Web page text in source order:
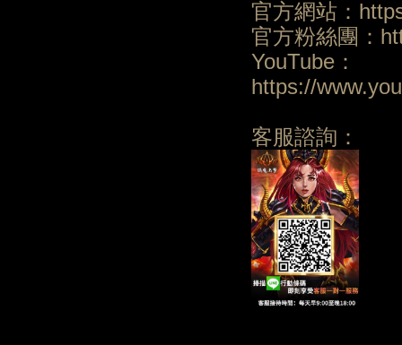
官方網站：
官方粉絲團：
YouTube：
https://
客服諮詢：